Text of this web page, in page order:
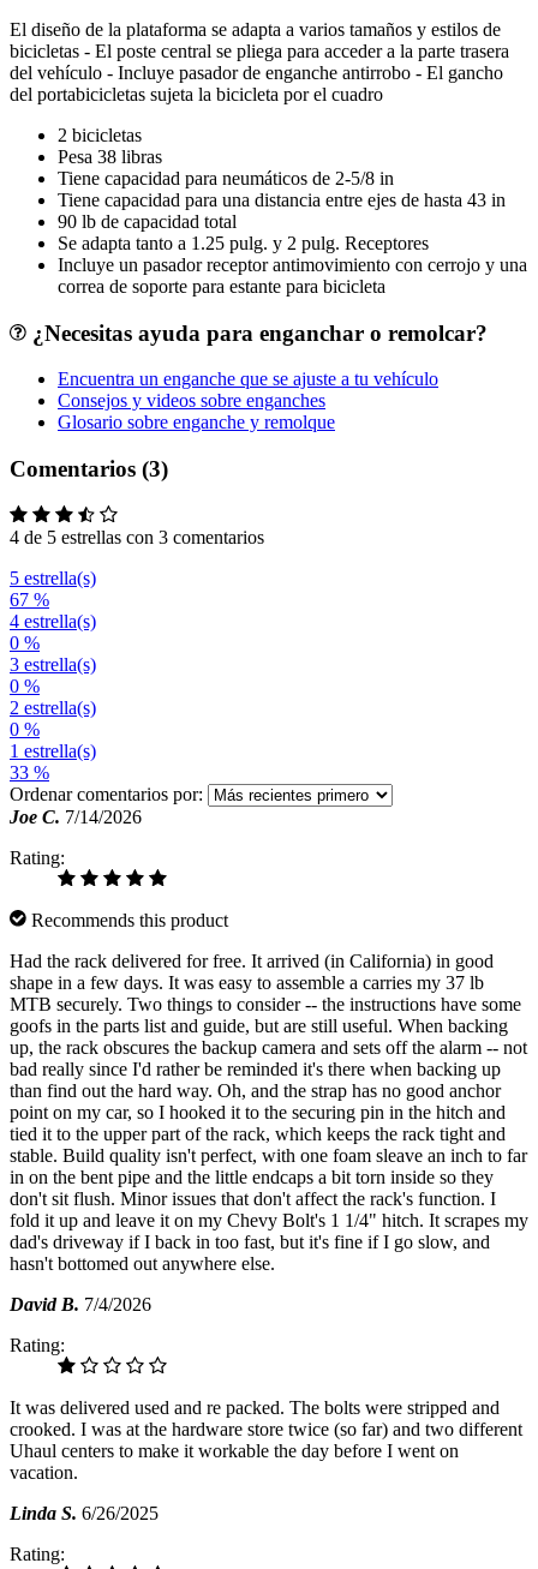
El diseño de la plataforma se adapta a varios tamaños y estilos de
bicicletas - El poste central se pliega para acceder a la parte trasera
del vehículo - Incluye pasador de enganche antirrobo - El gancho
del portabicicletas sujeta la bicicleta por el cuadro
2 bicicletas
Pesa 38 libras
Tiene capacidad para neumáticos de 2-5/8 in
Tiene capacidad para una distancia entre ejes de hasta 43 in
90 lb de capacidad total
Se adapta tanto a 1.25 pulg. y 2 pulg. Receptores
Incluye un pasador receptor antimovimiento con cerrojo y una
correa de soporte para estante para bicicleta
¿Necesitas ayuda para enganchar o remolcar?
Encuentra un enganche que se ajuste a tu vehículo
Consejos y videos sobre enganches
Glosario sobre enganche y remolque
Comentarios (3)
4 de 5 estrellas con 3 comentarios
5 estrella(s)
67 %
4 estrella(s)
0 %
3 estrella(s)
0 %
2 estrella(s)
0 %
1 estrella(s)
33 %
Ordenar comentarios por:
Joe C. 7/14/2026
Rating:
Recommends this product
Had the rack delivered for free. It arrived (in California) in good
shape in a few days. It was easy to assemble a carries my 37 lb
MTB securely. Two things to consider -- the instructions have some
goofs in the parts list and guide, but are still useful. When backing
up, the rack obscures the backup camera and sets off the alarm -- not
bad really since I'd rather be reminded it's there when backing up
than find out the hard way. Oh, and the strap has no good anchor
point on my car, so I hooked it to the securing pin in the hitch and
tied it to the upper part of the rack, which keeps the rack tight and
stable. Build quality isn't perfect, with one foam sleave an inch to far
in on the bent pipe and the little endcaps a bit torn inside so they
don't sit flush. Minor issues that don't affect the rack's function. I
fold it up and leave it on my Chevy Bolt's 1 1/4" hitch. It scrapes my
dad's driveway if I back in too fast, but it's fine if I go slow, and
hasn't bottomed out anywhere else.
David B. 7/4/2026
Rating:
It was delivered used and re packed. The bolts were stripped and
crooked. I was at the hardware store twice (so far) and two different
Uhaul centers to make it workable the day before I went on
vacation.
Linda S. 6/26/2025
Rating: